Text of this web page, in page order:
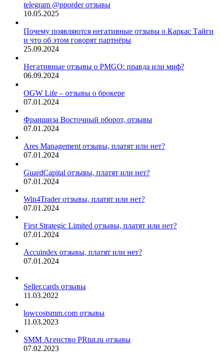
telegram @pporder отзывы
10.05.2025
Почему появляются негативные отзывы о Каркас Тайги
и что об этом говорят партнёры
25.09.2024
Негативные отзывы о PMGO: правда или миф?
06.09.2024
OGW Life – отзывы о брокере
07.01.2024
Франшиза Восточный оборот, отзывы
07.01.2024
Ares Management отзывы, платят или нет?
07.01.2024
GuardCapital отзывы, платят или нет?
07.01.2024
Win4Trader отзывы, платят или нет?
07.01.2024
First Strategic Limited отзывы, платят или нет?
07.01.2024
Accuindex отзывы, платят или нет?
07.01.2024
Seller.cards отзывы
11.03.2022
lowcostsmm.com отзывы
11.03.2023
SMM Агенство PRtut.ru отзывы
07.02.2023